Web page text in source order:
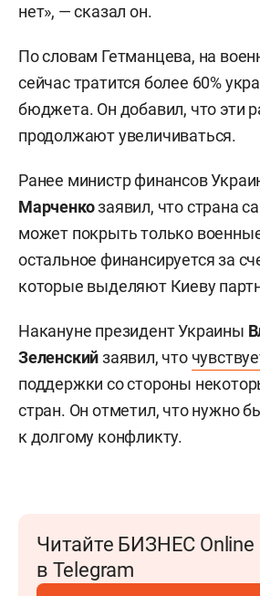
нет», — сказал он.
По словам Гетманцева, на
сейчас тратится более 60%
бюджета. Он добавил, что эти
продолжают увеличиваться.
Ранее министр финансов
Марченкозаявил, что страна
может покрыть только
остальное финансируется за
которые выделяют Киеву
Накануне президент Украины
Зеленскийзаявил, что
поддержки со стороны
стран. Он отметил, что нужно
к долгому конфликту.
Читайте БИЗНЕС Online
в Telegram